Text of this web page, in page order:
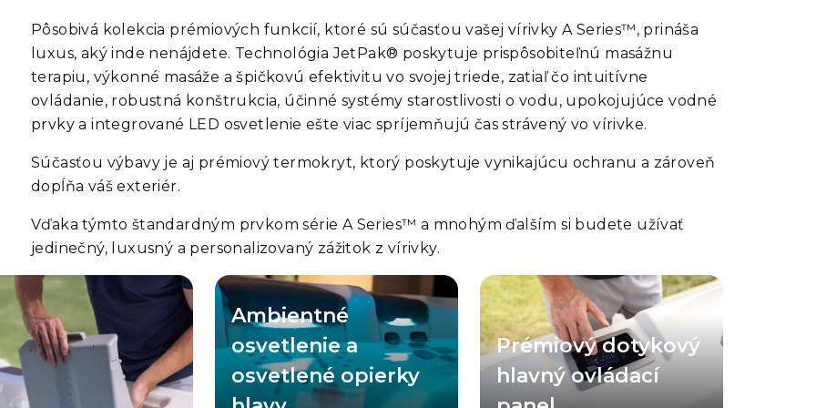
Pôsobivá kolekcia prémiových funkcií, ktoré sú súčasťou vašej vírivky A Series™, prináša
luxus, aký inde nenájdete. TechnológiaJetPak® poskytuje prispôsobiteľnú masážnu
terapiu, výkonné masáže a špičkovú efektivitu vo svojej triede, zatiaľ čo intuitívne
ovládanie, robustná konštrukcia, účinné systémy starostlivosti o vodu, upokojujúce vodné
prvky a integrované LED osvetlenie ešte viac spríjemňujú čas strávený vo vírivke.
Súčasťou výbavy je aj prémiový termokryt, ktorý poskytuje vynikajúcu ochranu a zároveň
dopĺňa váš exteriér.
Vďaka týmto štandardným prvkom série A Series™ a mnohým ďalším si budete užívať
jedinečný, luxusný a personalizovaný zážitok z vírivky.
dvojitým nasávacím otvorom
zachytávanie nečistôt z
a konštrukcii integrovanej do
ktorá šetrí veľké množstvo
na sedenie, využíva tento
plochý filter svojho druhu v
celú filtračnú plochu namiesto
časti, ako je to pri väčšine
filtrov. A čo je ešte lepšie,
Ambientné
osvetlenie a
osvetlené opierky
Osvetlenie sme prepracovali tak, aby
bolo používanie vírivky bezpečnejšie a
ešte príjemnejšie. Vychutnajte si
osvetlené držiaky na nápoje, osvetlené
vodné prvky a osvetlené ovládacie
prvky, ktoré sa v noci používajú
jednoduchšie než kedykoľvek
predtým. Vonkajšie bezpečnostné
osvetlenie je jasné a zároveň
Prémiový dotykový
hlavný ovládací
Prémiové dotykové ovládanie
obsahuje vylepšené ikony a lepšie
čitateľné texty upozornení. Vírivky A
Series® Select sú vybavené 3-
funkčnými pomocnými ovládacími
prvkami a pre vírivky Choice sú v
rámci balíka Luxury Package
dostupné 2-funkčné pomocné
ovládacie prvky. Tieto multifunkčné